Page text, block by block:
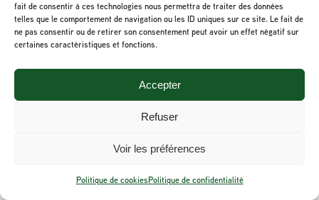
fait de consentir à ces technologies nous permettra de traiter des données
telles que le comportement de navigation ou les ID uniques sur ce site. Le fait de
ne pas consentir ou de retirer son consentement peut avoir un effet négatif sur
certaines caractéristiques et fonctions.
Accepter
Refuser
Voir les préférences
Politique de cookiesPolitique de confidentialité
Politique de confidentialité-Termes et conditions